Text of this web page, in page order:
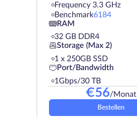
Frequency 3.3 GHz
Benchmark6184
RAM
32 GB DDR4
Storage (Max 2)
1 х 250GB SSD
Port/Bandwidth
1Gbps/30 TB
€56/Monat
Bestellen